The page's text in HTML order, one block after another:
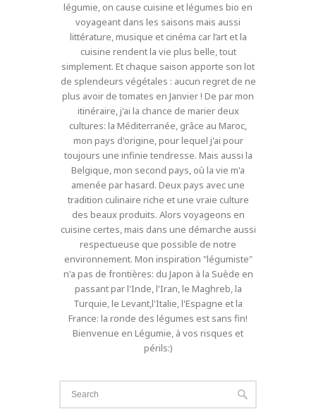
légumie, on cause cuisine et légumes bio en
voyageant dans les saisons mais aussi
littérature, musique et cinéma car l’art et la
cuisine rendent la vie plus belle, tout
simplement. Et chaque saison apporte son lot
de splendeurs végétales : aucun regret de ne
plus avoir de tomates en Janvier ! De par mon
itinéraire, j'ai la chance de marier deux
cultures: la Méditerranée, grâce au Maroc,
mon pays d'origine, pour lequel j'ai pour
toujours une infinie tendresse. Mais aussi la
Belgique, mon second pays, où la vie m'a
amenée par hasard. Deux pays avec une
tradition culinaire riche et une vraie culture
des beaux produits. Alors voyageons en
cuisine certes, mais dans une démarche aussi
respectueuse que possible de notre
environnement. Mon inspiration "légumiste"
n'a pas de frontières: du Japon à la Suède en
passant par l'Inde, l'Iran, le Maghreb, la
Turquie, le Levant,l'Italie, l'Espagne et la
France: la ronde des légumes est sans fin!
Bienvenue en Légumie, à vos risques et
périls:)